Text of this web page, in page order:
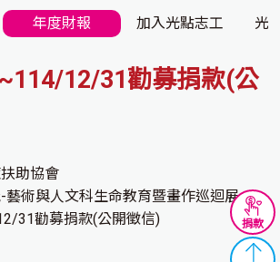
年度財報 加入光點志工 光
12/31勸募捐款(公
助協會
藝術與人文科生命教育暨畫作巡迴展
31勸募捐款(公開徵信)
捐款